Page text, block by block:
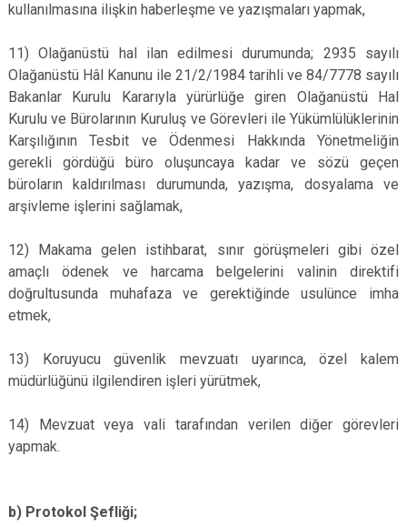
kullanılmasına ilişkin haberleşme ve yazışmaları yapmak,
11) Olağanüstü hal ilan edilmesi durumunda; 2935 sayılı
Olağanüstü Hâl Kanunu ile 21/2/1984 tarihli ve 84/7778 sayılı
Bakanlar Kurulu Kararıyla yürürlüğe giren Olağanüstü Hal
Kurulu ve Bürolarının Kuruluş ve Görevleri ile Yükümlülüklerinin
Karşılığının Tesbit ve Ödenmesi Hakkında Yönetmeliğin
gerekli gördüğü büro oluşuncaya kadar ve sözü geçen
büroların kaldırılması durumunda, yazışma, dosyalama ve
arşivleme işlerini sağlamak,
12) Makama gelen istihbarat, sınır görüşmeleri gibi özel
amaçlı ödenek ve harcama belgelerini valinin direktifi
doğrultusunda muhafaza ve gerektiğinde usulünce imha
etmek,
13) Koruyucu güvenlik mevzuatı uyarınca, özel kalem
müdürlüğünü ilgilendiren işleri yürütmek,
14) Mevzuat veya vali tarafından verilen diğer görevleri
yapmak.
b) Protokol Şefliği;